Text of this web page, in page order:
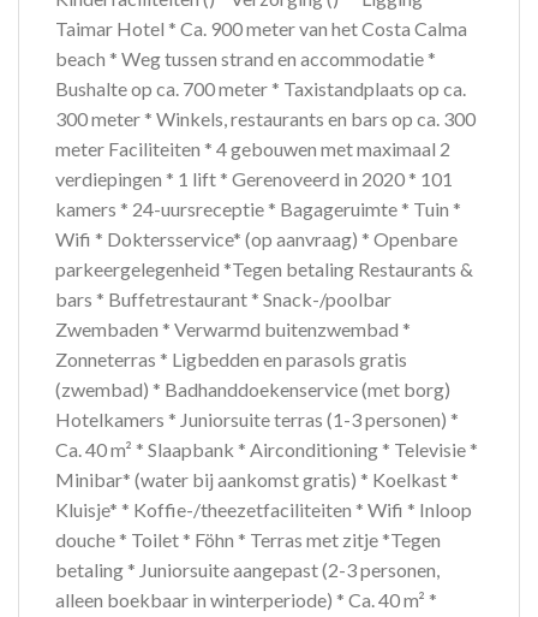
Taimar Hotel * Ca. 900 meter van het Costa Calma
beach * Weg tussen strand en accommodatie *
Bushalte op ca. 700 meter * Taxistandplaats op ca.
300 meter * Winkels, restaurants en bars op ca. 300
meter Faciliteiten * 4 gebouwen met maximaal 2
verdiepingen * 1 lift * Gerenoveerd in 2020 * 101
kamers * 24-uursreceptie * Bagageruimte * Tuin *
Wifi * Doktersservice* (op aanvraag) * Openbare
parkeergelegenheid *Tegen betaling Restaurants &
bars * Buffetrestaurant * Snack-/poolbar
Zwembaden * Verwarmd buitenzwembad *
Zonneterras * Ligbedden en parasols gratis
(zwembad) * Badhanddoekenservice (met borg)
Hotelkamers * Juniorsuite terras (1-3 personen) *
Ca. 40 m² * Slaapbank * Airconditioning * Televisie *
Minibar* (water bij aankomst gratis) * Koelkast *
Kluisje* * Koffie-/theezetfaciliteiten * Wifi * Inloop
douche * Toilet * Föhn * Terras met zitje *Tegen
betaling * Juniorsuite aangepast (2-3 personen,
alleen boekbaar in winterperiode) * Ca. 40 m² *